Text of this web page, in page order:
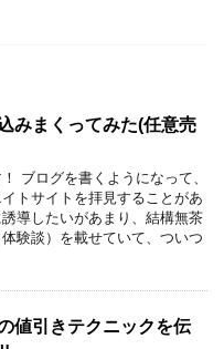
みまくってみた(任意売
ブログを書くようになって、
トサイトを拝見することがあ
導したいがあまり、結構無茶
験談）を載せていて、ついつ
値引きテクニックを伝